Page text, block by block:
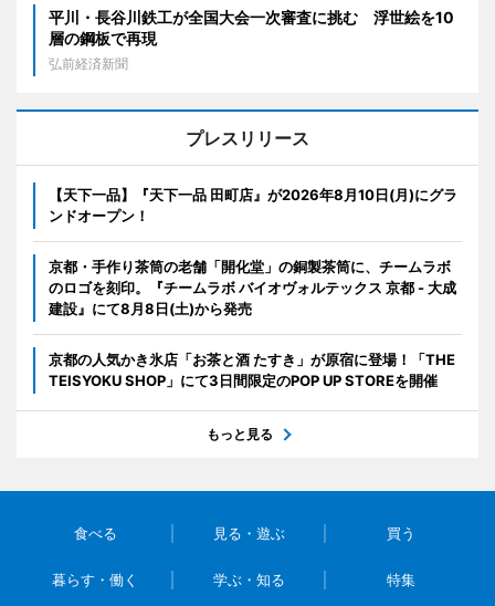
平川・長谷川鉄工が全国大会一次審査に挑む 浮世絵を10
層の鋼板で再現
弘前経済新聞
プレスリリース
【天下一品】『天下一品 田町店』が2026年8月10日(月)にグラ
ンドオープン！
京都・手作り茶筒の老舗「開化堂」の銅製茶筒に、チームラボ
のロゴを刻印。『チームラボ バイオヴォルテックス 京都 - 大成
建設』にて8月8日(土)から発売
京都の人気かき氷店「お茶と酒 たすき」が原宿に登場！「THE
TEISYOKU SHOP」にて3日間限定のPOP UP STOREを開催
もっと見る
食べる 見る・遊ぶ 買う
暮らす・働く 学ぶ・知る 特集